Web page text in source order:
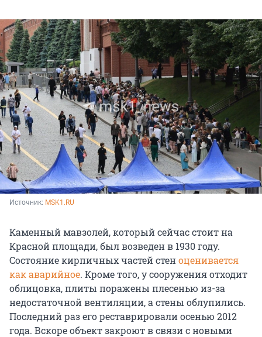
Источник: MSK1.RU
Каменный мавзолей, который сейчас стоит на
Красной площади, был возведен в 1930 году.
Состояние кирпичных частей стеноценивается
как аварийное. Кроме того, у сооружения отходит
облицовка, плиты поражены плесенью из-за
недостаточной вентиляции, а стены облупились.
Последний раз его реставрировали осенью 2012
года. Вскоре объект закроют в связи с новыми